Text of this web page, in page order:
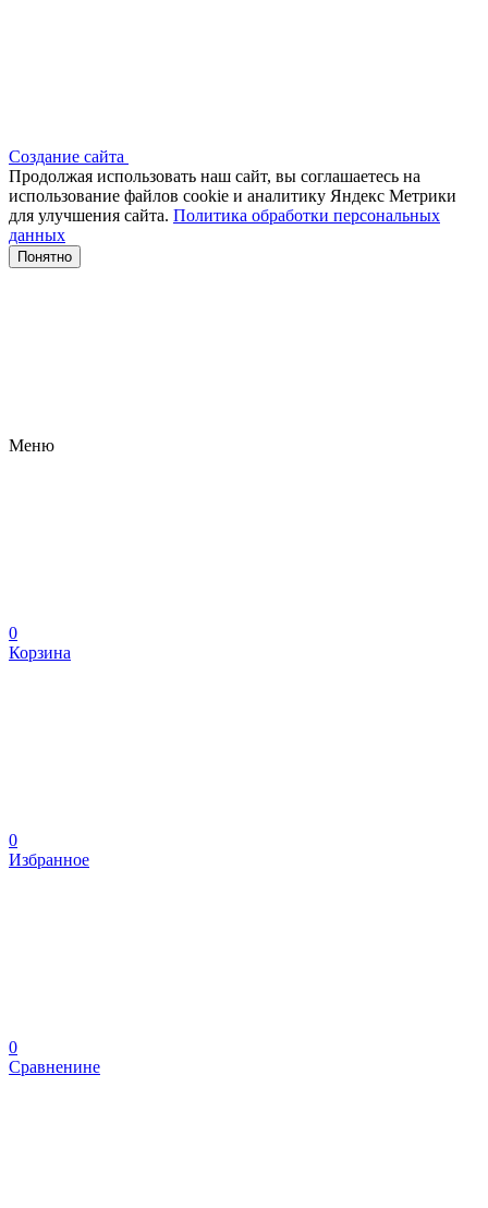
Создание сайта
Продолжая использовать наш сайт, вы соглашаетесь на
использование файлов сооkіе и аналитику Яндекс Метрики
для улучшения сайта. Политика обработки персональных
данных
Понятно
Меню
0
Корзина
0
Избранное
0
Сравненине